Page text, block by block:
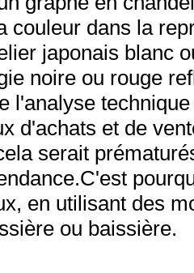
couleur dans la
japonais blanc
noire ou rouge
l'analyse
d'achats et de
serait
en utilisant des
ou baissière.